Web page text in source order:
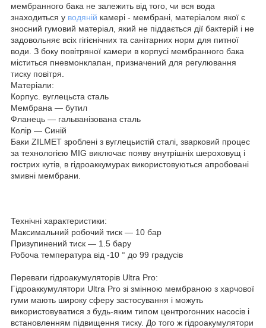
мембранного бака не залежить від того, чи вся вода
знаходиться у водяній камері - мембрані, матеріалом якої є
зносний гумовий матеріал, який не піддається дії бактерій і не
задовольняє всіх гігієнічних та санітарних норм для питної
води. З боку повітряної камери в корпусі мембранного бака
міститься пневмонклапан, призначений для регулювання
тиску повітря.
Матеріали:
Корпус. вуглецьста сталь
Мембрана — бутил
Фланець — гальванізована сталь
Колір — Синій
Баки ZILMET зроблені з вуглецьистій сталі, зварковий процес
за технологією MIG виключає появу внутрішніх шероховущ і
гострих кутів, в гідроаккумурах використовуються апробовані
змивні мембрани.
Технічні характеристики:
Максимальний робочий тиск — 10 бар
Призупинений тиск — 1.5 бару
Робоча температура від -10 ° до 99 градусів
Переваги гідроакумуляторів Ultra Pro:
Гідроаккумулятори Ultra Pro зі змінною мембраною з харчової
гуми мають широку сферу застосування і можуть
використовуватися з будь-яким типом центрогонних насосів і
встановленням підвищення тиску. До того ж гідроакумулятори